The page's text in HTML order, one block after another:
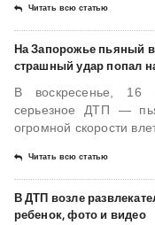
Читать всю статью
На Запорожье пьяный
страшный удар попал
В воскресенье, 16
серьезное ДТП —
огромной скорости
Читать всю статью
В ДТП возле
ребенок, фото и видео